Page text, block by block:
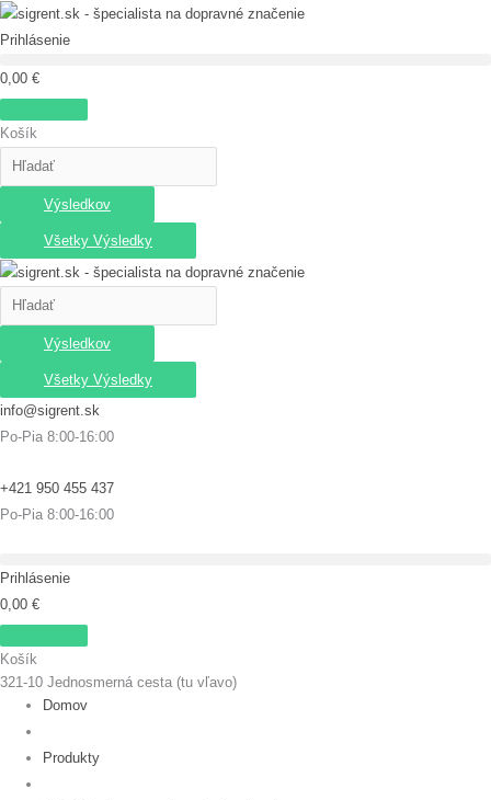
Preskočiť
na
Prihlásenie
0,00 €
Košík
Search
...
Výsledkov
Všetky Výsledky
Search
...
Výsledkov
Všetky Výsledky
info@sigrent.sk
Po-Pia 8:00-16:00
+421 950 455 437
Po-Pia 8:00-16:00
Prihlásenie
0,00 €
Košík
321-10 Jednosmerná cesta (tu vľavo)
Domov
Produkty
Price
množstvo
321-
Jednosmerná
cesta
(tu
vľavo)